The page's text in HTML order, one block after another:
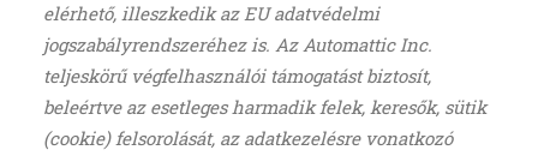
elérhető, illeszkedik az EU adatvédelmi
jogszabályrendszeréhez is. Az Automattic Inc.
teljeskörű végfelhasználói támogatást biztosít,
beleértve az esetleges harmadik felek, keresők, sütik
(cookie) felsorolását, az adatkezelésre vonatkozó